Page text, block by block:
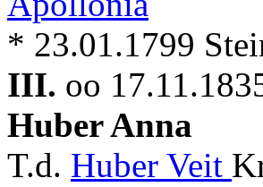
* 23.01.1799
III. oo
Huber Anna
T.d. Huber Veit